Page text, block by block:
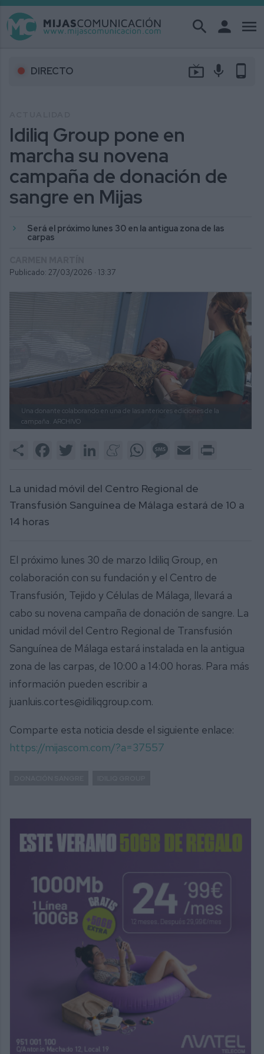
search person menu
DIRECTO live_tv mic phone_android
Idiliq Group pone en
marcha su novena
campaña de donación de
sangre en Mijas
Será el próximo lunes 30 en la antigua zona de las
carpas
Publicado: 27/03/2026 · 13:37
Una donante colaborando en una de las anteriores ediciones de la
campaña. ARCHIVO
Share FacebookTwitter LinkedInMeneameWhatsAppMessage
Email
La unidad móvil del Centro Regional de
Transfusión Sanguínea de Málaga estará de 10 a
14 horas
El próximo lunes 30 de marzo Idiliq Group, en
colaboración con su fundación y el Centro de
Transfusión, Tejido y Células de Málaga, llevará a
cabo su novena campaña de donación de sangre. La
unidad móvil del Centro Regional de Transfusión
Sanguínea de Málaga estará instalada en la antigua
zona de las carpas, de 10:00 a 14:00 horas. Para más
información pueden escribir a
juanluis.cortes@idiliqgroup.com.
Comparte esta noticia desde el siguiente enlace:
https://mijascom.com/?a=37557